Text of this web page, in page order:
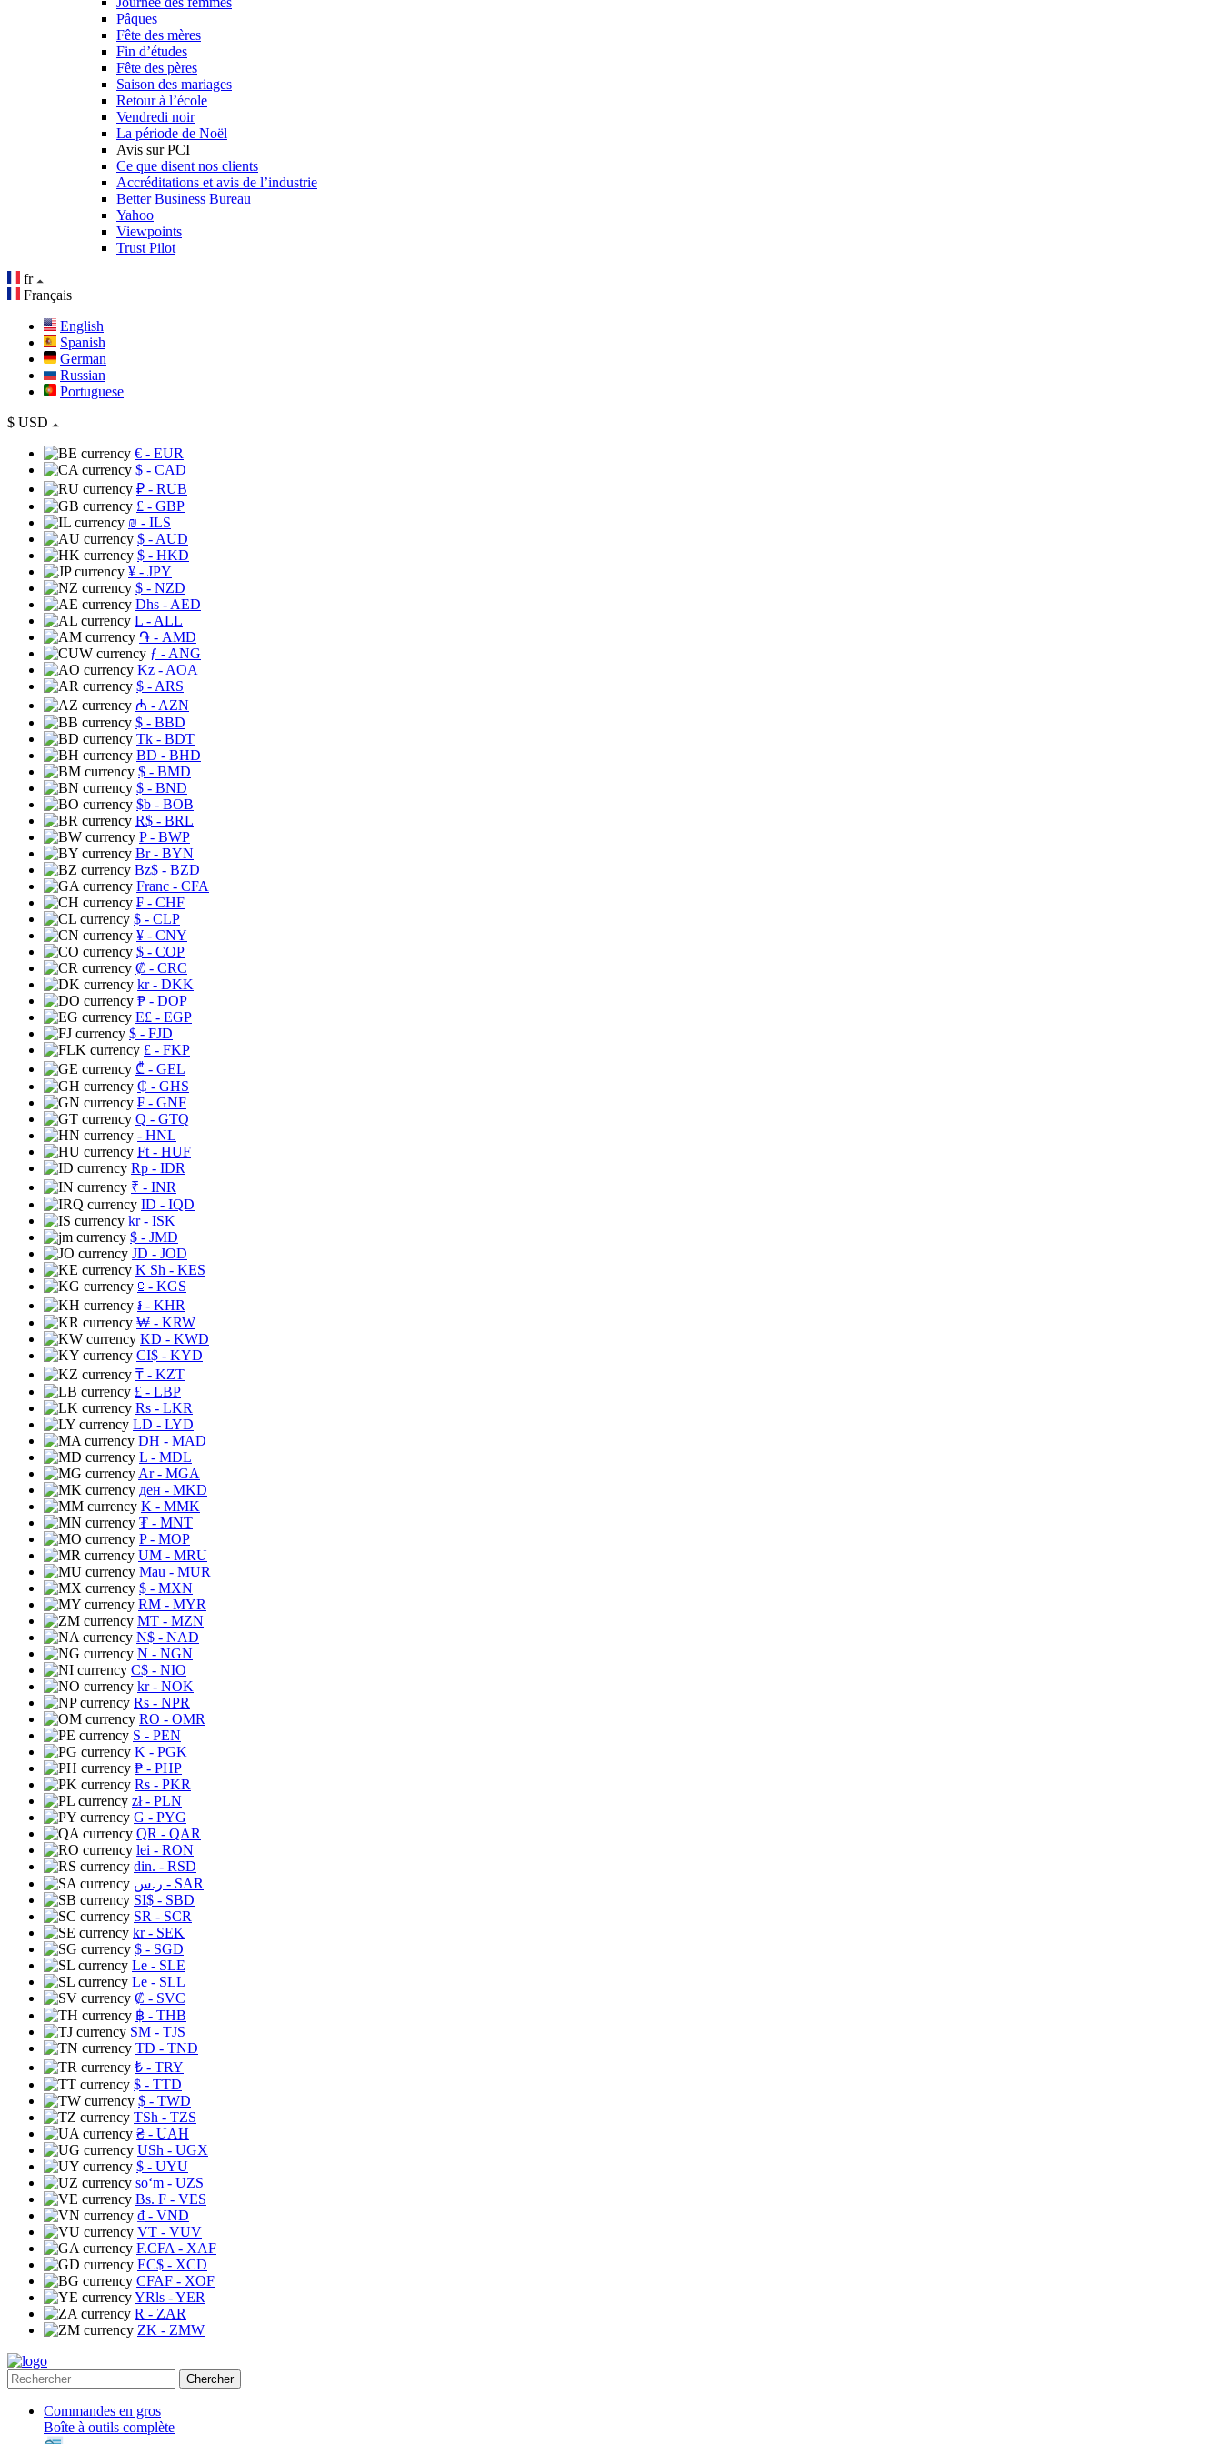
Pâques
Fête des mères
Fin d’études
Fête des pères
Saison des mariages
Retour à l’école
Vendredi noir
La période de Noël
Avis sur PCI
Ce que disent nos clients
Accréditations et avis de l’industrie
Better Business Bureau
Yahoo
Viewpoints
Trust Pilot
fr
Français
English
Spanish
German
Russian
Portuguese
$ USD
€ - EUR
$ - CAD
₽ - RUB
£ - GBP
₪ - ILS
$ - AUD
$ - HKD
¥ - JPY
$ - NZD
Dhs - AED
L - ALL
֏ - AMD
ƒ - ANG
Kz - AOA
$ - ARS
₼ - AZN
$ - BBD
Tk - BDT
BD - BHD
$ - BMD
$ - BND
$b - BOB
R$ - BRL
P- BWP
Br- BYN
Bz$ - BZD
Franc - CFA
₣ - CHF
$ - CLP
¥ - CNY
$ - COP
₡ - CRC
kr- DKK
₱ - DOP
E£ - EGP
$ - FJD
£ - FKP
₾ - GEL
₵ - GHS
₣ - GNF
Q - GTQ
- HNL
Ft - HUF
Rp - IDR
₹ - INR
ID - IQD
kr- ISK
$ - JMD
JD - JOD
K Sh - KES
⃀ - KGS
៛ - KHR
₩ - KRW
KD - KWD
CI$ - KYD
₸ - KZT
£ - LBP
Rs - LKR
LD - LYD
DH - MAD
L - MDL
Ar- MGA
ден - MKD
K - MMK
₮ - MNT
P- MOP
UM - MRU
Mau - MUR
$ - MXN
RM - MYR
MT - MZN
N$ - NAD
N - NGN
C$ - NIO
kr- NOK
Rs - NPR
RO - OMR
S - PEN
K - PGK
₱ - PHP
Rs - PKR
zł- PLN
G - PYG
QR - QAR
lei - RON
din. - RSD
ر.س - SAR
SI$ - SBD
SR - SCR
kr- SEK
$ - SGD
Le - SLE
Le - SLL
₡ - SVC
฿ - THB
ЅМ - TJS
TD - TND
₺ - TRY
$ - TTD
$ - TWD
TSh - TZS
₴ - UAH
USh - UGX
$ - UYU
soʻm - UZS
Bs. F - VES
₫ - VND
VT - VUV
F.CFA - XAF
EC$ - XCD
CFAF - XOF
YRls - YER
R - ZAR
ZK - ZMW
Chercher
Commandes en gros
Boîte à outils complète